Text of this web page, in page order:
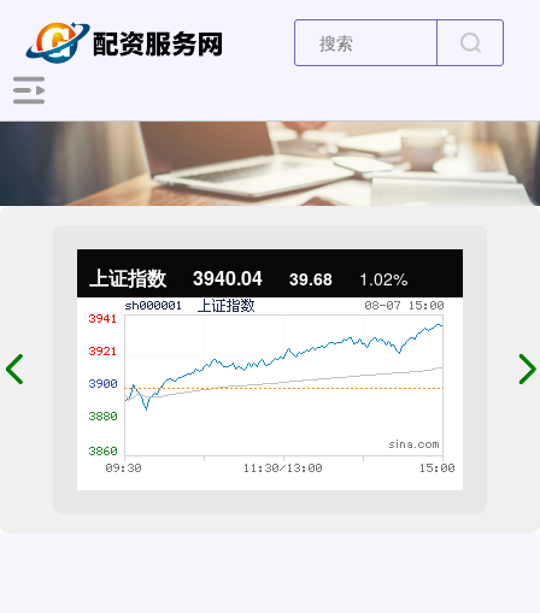
上证指数 3940.04 39.68 1.02%